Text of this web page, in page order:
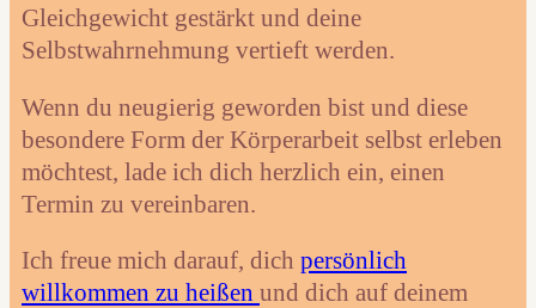
Gleichgewicht gestärkt und deine
Selbstwahrnehmung vertieft werden.
Wenn du neugierig geworden bist und diese
besondere Form der Körperarbeit selbst erleben
möchtest, lade ich dich herzlich ein, einen
Termin zu vereinbaren.
Ich freue mich darauf, dich persönlich
willkommen zu heißen und dich auf deinem